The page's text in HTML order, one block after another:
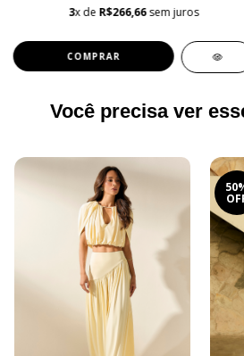
3x de R$266,66sem juros
COMPRAR
Você precisa ver